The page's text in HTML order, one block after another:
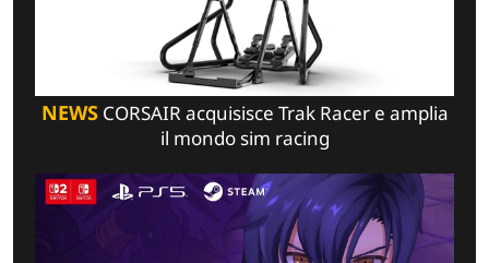
NEWSCORSAIR acquisisce Trak Racer e amplia
il mondo sim racing